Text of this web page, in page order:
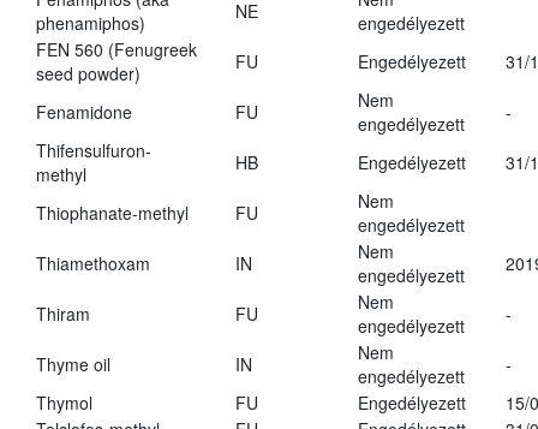
phenamiphos)
NE
engedélyezett
FEN 560 (Fenugreek
seed powder)
FU Engedélyezett 31/
Fenamidone FU
Nem
engedélyezett
-
Thifensulfuron-
methyl
HB Engedélyezett 31/
Thiophanate-methyl FU
Nem
engedélyezett
Thiamethoxam
IN
Nem
engedélyezett
Thiram FU
Nem
engedélyezett
-
Thyme oil IN
Nem
engedélyezett
-
Thymol
FU Engedélyezett
15/